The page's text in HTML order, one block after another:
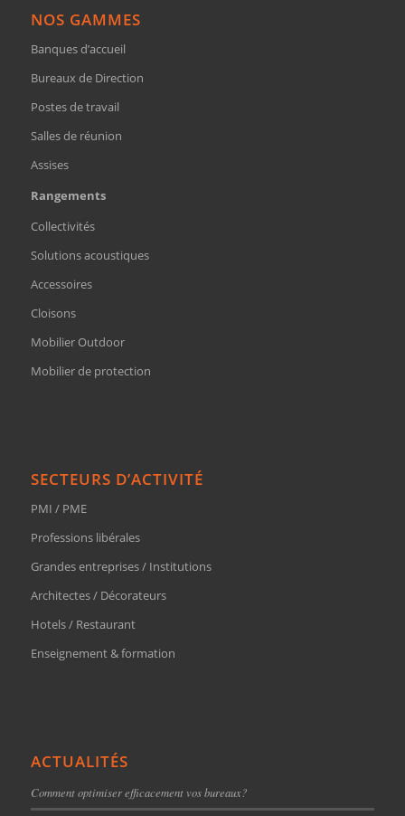
NOS GAMMES
Banques d’accueil
Bureaux de Direction
Postes de travail
Salles de réunion
Assises
Rangements
Collectivités
Solutions acoustiques
Accessoires
Cloisons
Mobilier Outdoor
Mobilier de protection
SECTEURS D’ACTIVITÉ
PMI / PME
Professions libérales
Grandes entreprises / Institutions
Architectes / Décorateurs
Hotels / Restaurant
Enseignement & formation
ACTUALITÉS
Comment optimiser efficacement vos bureaux?